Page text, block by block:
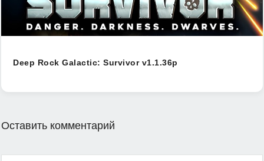
Deep Rock Galactic: Survivor v1.1.36p
Оставить комментарий